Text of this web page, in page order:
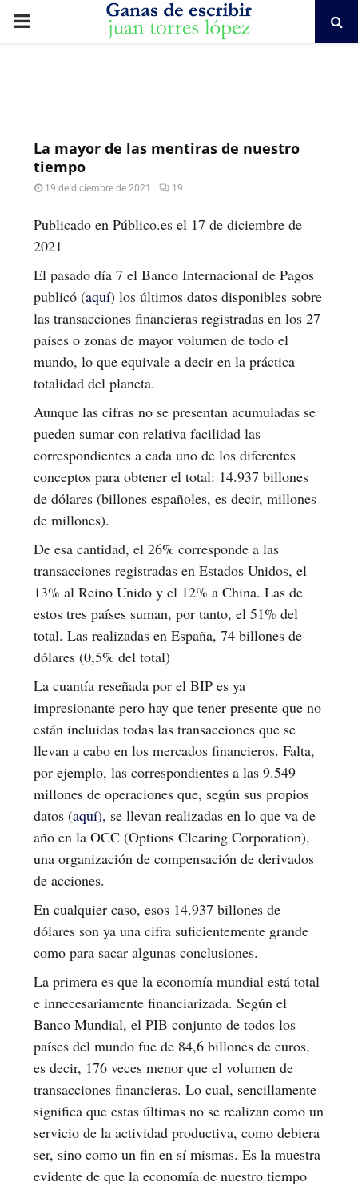
PRIMARY
La mayor de las mentiras de nuestro
tiempo
19 de diciembre de 2021 19
Publicado en Público.es el 17 de diciembre de
2021
El pasado día 7 el Banco Internacional de Pagos
publicó (aquí) los últimos datos disponibles sobre
las transacciones financieras registradas en los 27
países o zonas de mayor volumen de todo el
mundo, lo que equivale a decir en la práctica
totalidad del planeta.
Aunque las cifras no se presentan acumuladas se
pueden sumar con relativa facilidad las
correspondientes a cada uno de los diferentes
conceptos para obtener el total: 14.937 billones
de dólares (billones españoles, es decir, millones
de millones).
De esa cantidad, el 26% corresponde a las
transacciones registradas en Estados Unidos, el
13% al Reino Unido y el 12% a China. Las de
estos tres países suman, por tanto, el 51% del
total. Las realizadas en España, 74 billones de
dólares (0,5% del total)
La cuantía reseñada por el BIP es ya
impresionante pero hay que tener presente que no
están incluidas todas las transacciones que se
llevan a cabo en los mercados financieros. Falta,
por ejemplo, las correspondientes a las 9.549
millones de operaciones que, según sus propios
datos (aquí), se llevan realizadas en lo que va de
año en la OCC (Options Clearing Corporation),
una organización de compensación de derivados
de acciones.
En cualquier caso, esos 14.937 billones de
dólares son ya una cifra suficientemente grande
como para sacar algunas conclusiones.
La primera es que la economía mundial está total
e innecesariamente financiarizada. Según el
Banco Mundial, el PIB conjunto de todos los
países del mundo fue de 84,6 billones de euros,
es decir, 176 veces menor que el volumen de
transacciones financieras. Lo cual, sencillamente
significa que estas últimas no se realizan como un
servicio de la actividad productiva, como debiera
ser, sino como un fin en sí mismas. Es la muestra
evidente de que la economía de nuestro tiempo